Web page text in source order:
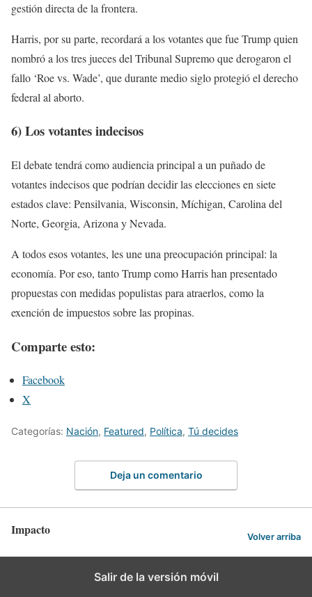
gestión directa de la frontera.
Harris, por su parte, recordará a los votantes que fue Trump quien
nombró a los tres jueces del Tribunal Supremo que derogaron el
fallo ‘Roe vs. Wade’, que durante medio siglo protegió el derecho
federal al aborto.
6) Los votantes indecisos
El debate tendrá como audiencia principal a un puñado de
votantes indecisos que podrían decidir las elecciones en siete
estados clave: Pensilvania, Wisconsin, Míchigan, Carolina del
Norte, Georgia, Arizona y Nevada.
A todos esos votantes, les une una preocupación principal: la
economía. Por eso, tanto Trump como Harris han presentado
propuestas con medidas populistas para atraerlos, como la
exención de impuestos sobre las propinas.
Comparte esto:
Facebook
X
Categorías: Nación, Featured, Política, Tú decides
Deja un comentario
Impacto Volver arriba
Salir de la versión móvil